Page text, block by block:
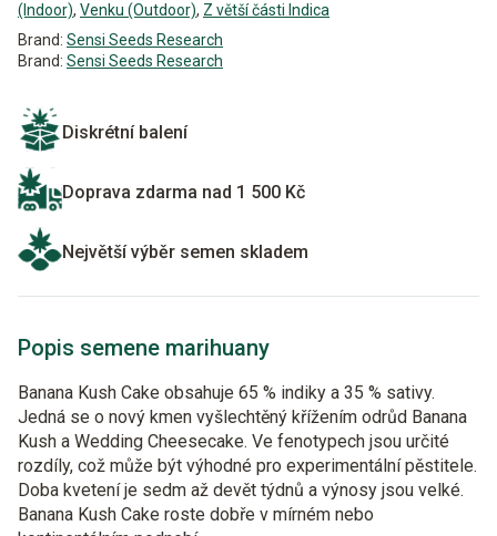
(Indoor), Venku (Outdoor), Z větší části Indica
Brand: Sensi Seeds Research
Brand: Sensi Seeds Research
Diskrétní balení
Doprava zdarma nad 1 500 Kč
Největší výběr semen skladem
Popis semene marihuany
Banana Kush Cake obsahuje 65 % indiky a 35 % sativy.
Jedná se o nový kmen vyšlechtěný křížením odrůd Banana
Kush a Wedding Cheesecake. Ve fenotypech jsou určité
rozdíly, což může být výhodné pro experimentální pěstitele.
Doba kvetení je sedm až devět týdnů a výnosy jsou velké.
Banana Kush Cake roste dobře v mírném nebo